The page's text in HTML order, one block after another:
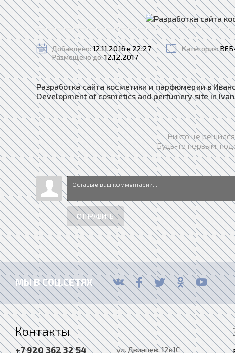
Добавлено:12.11.2016 в 22:27
Размещено до:12.12.2017
Категория:
Разработка сайта косметики и парфюмерии в
Development of cosmetics and perfumery site in
Никто не
Будь-те первым,
ОТПРАВИТЬ
МЫ В СОЦ.СЕТЯХ
Контакты
+7 920 362 32 54 ул. Двинцев, 12к1С